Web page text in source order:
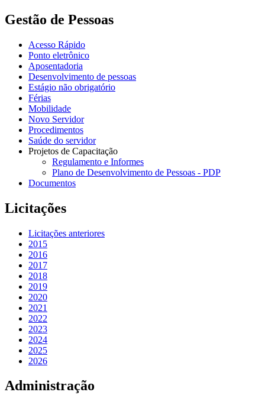
Gestão de Pessoas
Acesso Rápido
Ponto eletrônico
Aposentadoria
Desenvolvimento de pessoas
Estágio não obrigatório
Férias
Mobilidade
Novo Servidor
Procedimentos
Saúde do servidor
Projetos de Capacitação
Regulamento e Informes
Plano de Desenvolvimento de Pessoas - PDP
Documentos
Licitações
Licitações anteriores
2015
2016
2017
2018
2019
2020
2021
2022
2023
2024
2025
2026
Administração